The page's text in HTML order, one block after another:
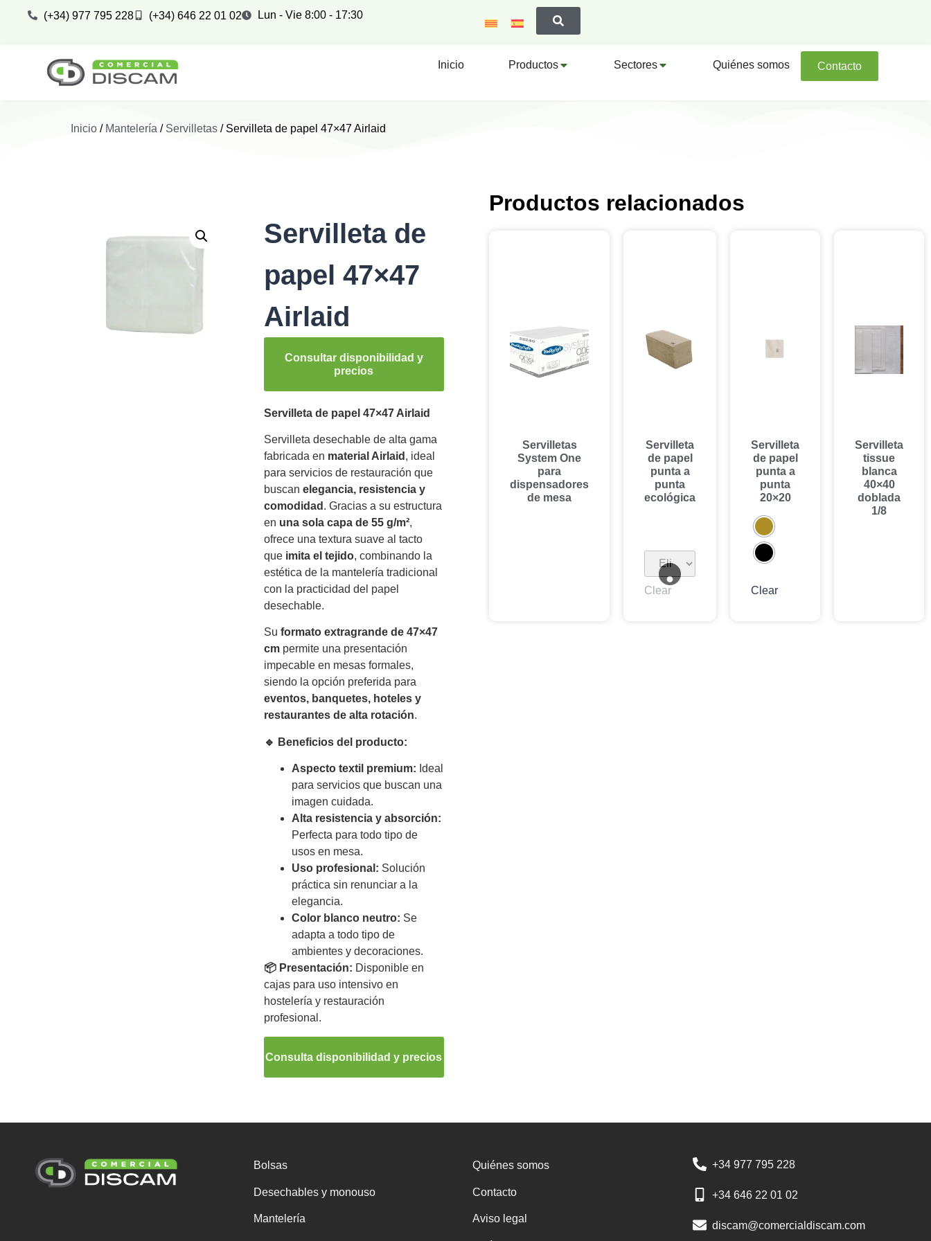
(+34) 977 795 228 (+34) 646 22 01 02 Lun - Vie 8:00 - 17:30
Inicio Productos Sectores Quiénes somos Contacto
Inicio / Mantelería / Servilletas / Servilleta de papel 47×47 Airlaid
Servilleta de
papel 47×47
Airlaid
Consultar disponibilidad y
precios
Servilleta de papel 47×47 Airlaid
Servilleta desechable de alta gama
fabricada en material Airlaid , ideal
para servicios de restauración que
buscan elegancia, resistencia y
comodidad . Gracias a su estructura
en una sola capa de 55 g/m²,
ofrece una textura suave al tacto
que imita el tejido, combinando la
estética de la mantelería tradicional
con la practicidad del papel
desechable.
Su formato extragrande de 47×47
cmpermite una presentación
impecable en mesas formales,
siendo la opción preferida para
eventos, banquetes, hoteles y
restaurantes de alta rotación.
🔹 Beneficios del producto:
Aspecto textil premium: Ideal
para servicios que buscan una
imagen cuidada.
Alta resistencia y absorción:
Perfecta para todo tipo de
usos en mesa.
Uso profesional: Solución
práctica sin renunciar a la
elegancia.
Color blanco neutro: Se
adapta a todo tipo de
ambientes y decoraciones.
📦 Presentación: Disponible en
cajas para uso intensivo en
hostelería y restauración
profesional.
Consulta disponibilidad y precios
Productos relacionados
Servilletas
System One
para
dispensadores
de mesa
Servilleta
de papel
punta a
punta
ecológica
Clear
Servilleta
de papel
punta a
punta
20×20
Clear
Servilleta
tissue
blanca
40×40
doblada
1/8
Bolsas
Desechables y monouso
Mantelería
Quiénes somos
Contacto
Aviso legal
+34 977 795 228
+34 646 22 01 02
discam@comercialdiscam.com